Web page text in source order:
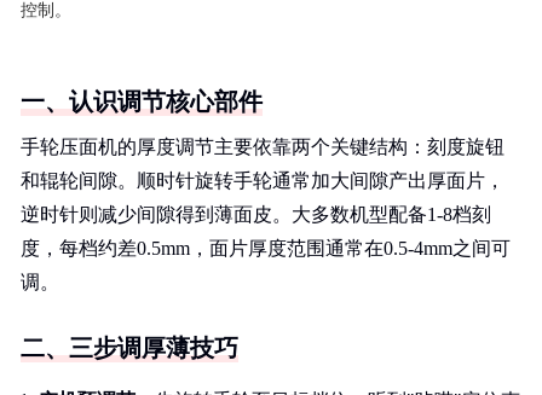
控制。
一、认识调节核心部件
手轮压面机的厚度调节主要依靠两个关键结构：刻度旋钮
和辊轮间隙。顺时针旋转手轮通常加大间隙产出厚面片，
逆时针则减少间隙得到薄面皮。大多数机型配备1-8档刻
度，每档约差0.5mm，面片厚度范围通常在0.5-4mm之间可
调。
二、三步调厚薄技巧